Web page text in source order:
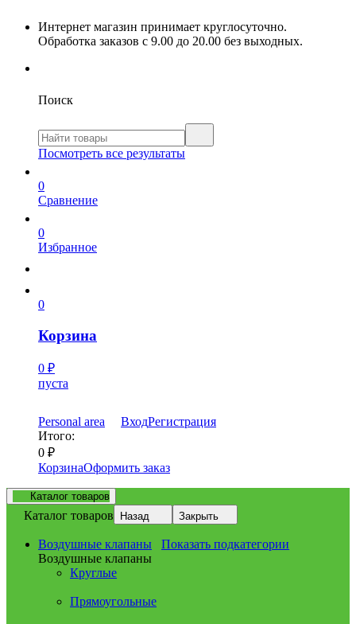
Интернет магазин принимает круглосуточно.
Обработка заказов с 9.00 до 20.00 без выходных.
Поиск
Посмотреть все результаты
0
Сравнение
0
Избранное
0
Корзина
0 ₽
пуста
Personal area ВходРегистрация
Итого:
0 ₽
КорзинаОформить заказ
Каталог товаров
Каталог товаров Назад Закрыть
Воздушные клапаны
Показать подкатегории
Воздушные клапаны
Круглые
Прямоугольные